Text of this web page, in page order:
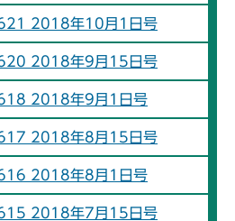
2018年10月1日号
2018年9月15日号
2018年9月1日号
2018年8月15日号
2018年8月1日号
2018年7月15日号